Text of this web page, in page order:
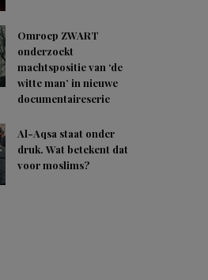
Omroep ZWART
onderzoekt
machtspositie van ‘de
witte man’ in nieuwe
documentaireserie
Al-Aqsa staat onder
druk. Wat betekent dat
voor moslims?